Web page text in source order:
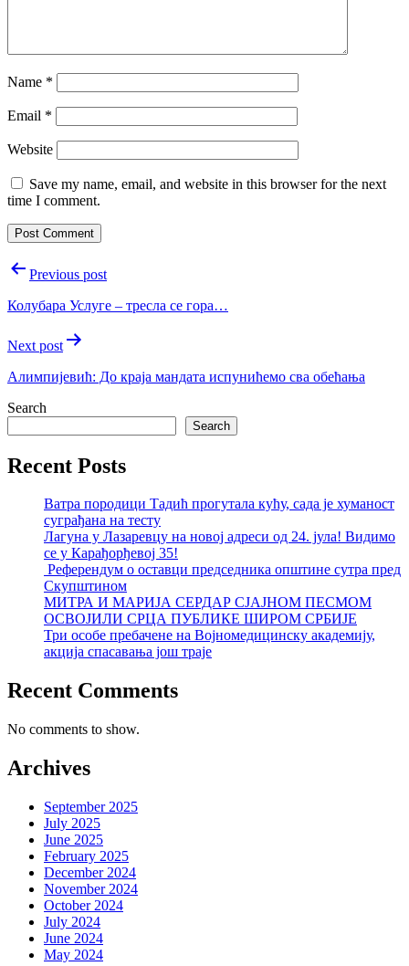
Name *
Email *
Website
Save my name, email, and website in this browser for the next
time I comment.
PostPrevious post
Колубара Услуге – тресла се гора…
Next post
Алимпиjевић: До краjа мандата испунићемо сва обећања
Search
Search
Recent Posts
Ватра породици Тадић прогутала кућу, сада је хуманост
суграђана на тесту
Лагуна у Лазаревцу на новој адреси од 24. јула! Видимо
се у Карађорђевој 35!
Референдум о оставци председника општине сутра пред
Скупштином
МИТРА И МАРИЈА СЕРДАР СЈАЈНОМ ПЕСМОМ
ОСВОЈИЛИ СРЦА ПУБЛИКЕ ШИРОМ СРБИЈЕ
Три особе пребачене на Војномедицинску академију,
акција спасавања још траје
Recent Comments
No comments to show.
Archives
September 2025
July 2025
June 2025
February 2025
December 2024
November 2024
October 2024
July 2024
June 2024
May 2024